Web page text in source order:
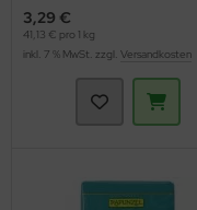
3,29 €
41,13 € pro 1 kg
inkl. 7 % MwSt. zzgl. Versandkosten